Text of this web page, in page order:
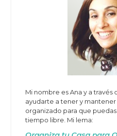
Mi nombre es Ana y a
ayudarte a tener y
organizado para que
tiempo libre. Mi lema: